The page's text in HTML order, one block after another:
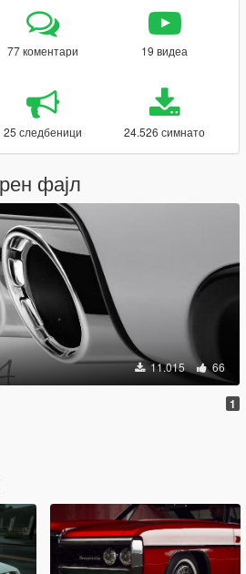
77 коментари 19 видеа
25 следбеници 24.526 симнато
фајл
11.015 66
1